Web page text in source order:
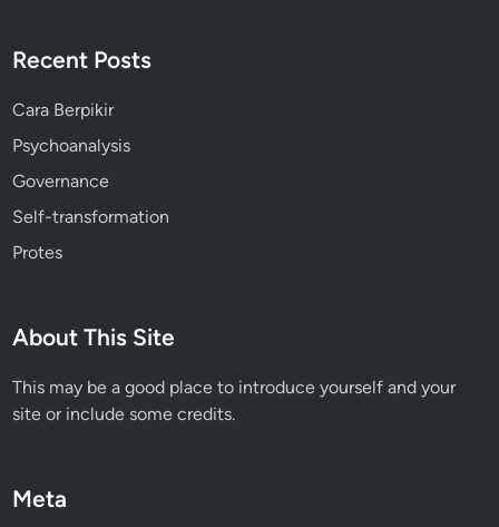
Recent Posts
Cara Berpikir
Psychoanalysis
Governance
Self-transformation
Protes
About This Site
This may be a good place to introduce yourself and your
site or include some credits.
Meta